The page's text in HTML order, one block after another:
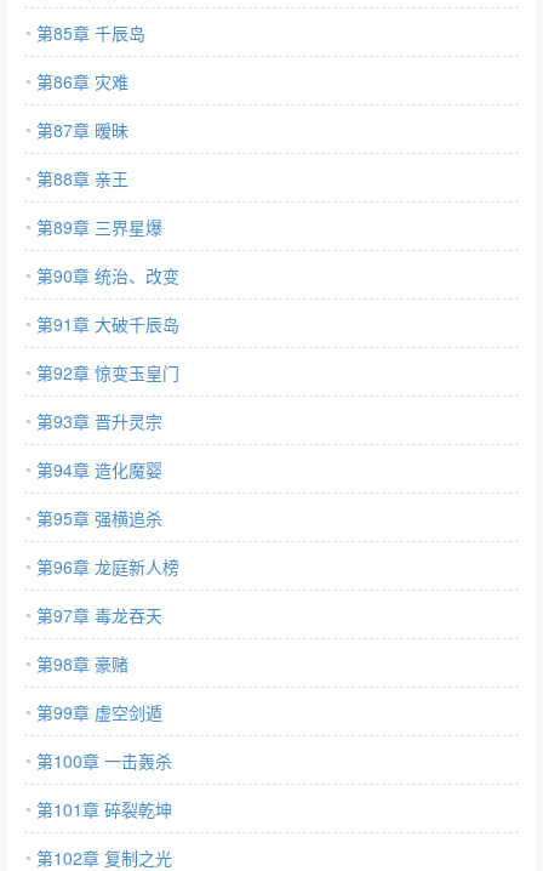
第85章 千辰岛
第86章 灾难
第87章 暧昧
第88章 亲王
第89章 三界星爆
第90章 统治、改变
第91章 大破千辰岛
第92章 惊变玉皇门
第93章 晋升灵宗
第94章 造化魔婴
第95章 强横追杀
第96章 龙庭新人榜
第97章 毒龙吞天
第98章 豪赌
第99章 虚空剑遁
第100章 一击轰杀
第101章 碎裂乾坤
第102章 复制之光